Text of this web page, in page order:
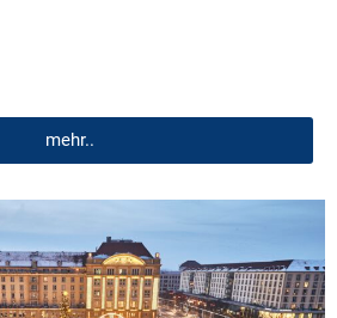
mehr..